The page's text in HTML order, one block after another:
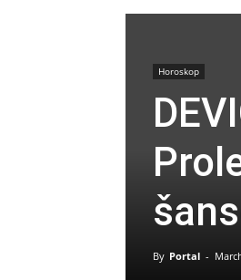
Horoskop
By Portal -